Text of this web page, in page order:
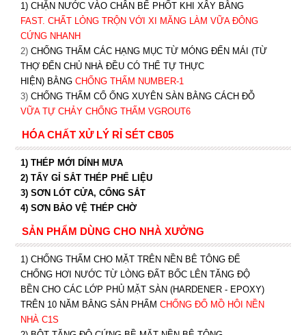
1) CHẶN NƯỚC VÀO CHÂN BỂ PHỐT KHI XÂY BẰNG
FAST. CHẤT LỎNG TRỘN VỚI XI MĂNG LÀM VỮA ĐÔNG
CỨNG NHANH
2) CHỐNG THẤM CÁC HẠNG MỤC TỪ MÓNG ĐẾN MÁI (TỪ
THỢ ĐẾN CHỦ NHÀ ĐỀU CÓ THỂ TỰ THỰC
HIỆN) BẰNG CHỐNG THẤM NUMBER-1
3) CHỐNG THẤM CỔ ỐNG XUYÊN SÀN BẰNG CÁCH ĐỖ
VỮA TỰ CHẢY CHỐNG THẤM VGROUT6
HÓA CHẤT XỬ LÝ RỈ SÉT CB05
1) THÉP MỚI DÍNH MƯA
2) TẨY GỈ SẮT THÉP PHẾ LIỆU
3) SƠN LÓT CỬA, CỔNG SẮT
4) SƠN BẢO VỆ THÉP CHỜ
SẢN PHẨM DÙNG CHO NHÀ XƯỞNG
1) CHỐNG THẤM CHO MẶT TRÊN NỀN BÊ TÔNG ĐỂ
CHỐNG HƠI NƯỚC TỪ LÒNG ĐẤT BỐC LÊN TĂNG ĐỘ
BỀN CHO CÁC LỚP PHỦ MẶT SÀN (HARDENER - EPOXY)
TRÊN 10 NĂM BẰNG SẢN PHẨM CHỐNG ĐỔ MỒ HÔI NỀN
NHÀ C1S